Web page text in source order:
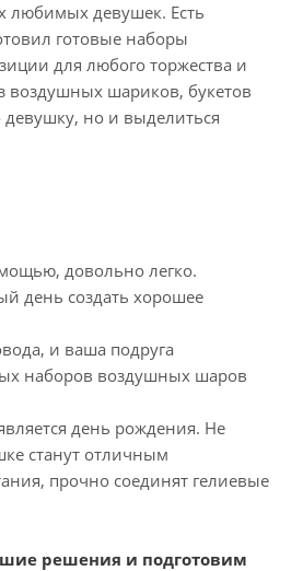
любимых девушек. Есть
готовые наборы
для любого торжества и
воздушных шариков, букетов
девушку, но и выделиться
довольно легко.
день создать хорошее
и ваша подруга
наборов воздушных шаров
день рождения. Не
станут отличным
прочно соединят гелиевые
решения и подготовим